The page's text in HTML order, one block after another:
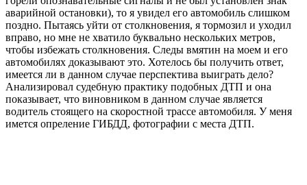
аварийной остановки), то я увидел его автомобиль слишком
поздно. Пытаясь уйти от столкновения, я тормозил и уходил
вправо, но мне не хватило буквально нескольких метров,
чтобы избежать столкновения. Следы вмятин на моем и его
автомобилях доказывают это. Хотелось бы получить ответ,
имеется ли в данном случае перспектива выиграть дело?
Анализировал судебную практику подобных ДТП и она
показывает, что виновником в данном случае является
водитель стоящего на скоростной трассе автомобиля. У меня
имется опреление ГИБДД, фотографии с места ДТП.